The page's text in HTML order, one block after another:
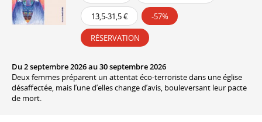
13,5-31,5 € -57%
RÉSERVATION
Du 2 septembre 2026 au 30 septembre 2026
Deux femmes préparent un attentat éco-terroriste dans une église
désaffectée, mais l’une d’elles change d’avis, bouleversant leur pacte
de mort.